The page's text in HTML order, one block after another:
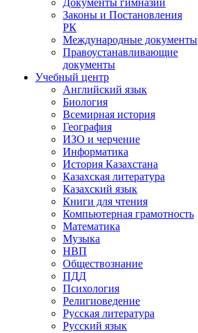
Документы гимназии
Законы и Постановления
РК
Международные документы
Правоустанавливающие
документы
Учебный центр
Английский язык
Биология
Всемирная история
География
ИЗО и черчение
Информатика
История Казахстана
Казахская литература
Казахский язык
Книги для чтения
Компьютерная грамотность
Математика
Музыка
НВП
Обществознание
ПДД
Психология
Религиоведение
Русская литература
Русский язык